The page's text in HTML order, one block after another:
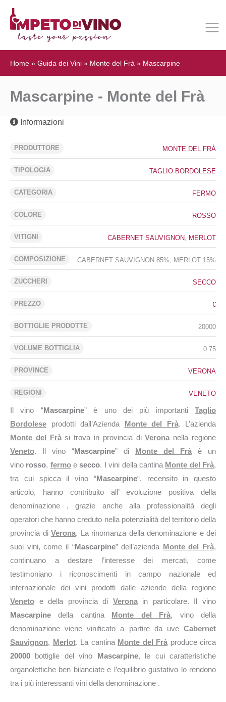
Home » Guida dei Vini » Monte del Frà » Mascarpine
Mascarpine - Monte del Frà
Informazioni
PRODUTTORE MONTE DEL FRÀ
TIPOLOGIA TAGLIO BORDOLESE
CATEGORIA FERMO
COLORE ROSSO
VITIGNI CABERNET SAUVIGNON, MERLOT
COMPOSIZIONE CABERNET SAUVIGNON 85%, MERLOT 15%
ZUCCHERI SECCO
PREZZO €
BOTTIGLIE PRODOTTE 20000
VOLUME BOTTIGLIA 0.75
PROVINCE VERONA
REGIONI VENETO
Il vino “Mascarpine” è uno dei più importanti Taglio
Bordolese prodotti dall’Azienda Monte del Frà. L’azienda
Monte del Fràsi trova in provincia diVerona nella regione
Veneto. Il vino “Mascarpine” di Monte del Frà è un
vino rosso, fermoesecco. I vini della cantina Monte del Frà,
tra cui spicca il vino “Mascarpine“, recensito in questo
articolo, hanno contribuito all’ evoluzione positiva della
denominazione , grazie anche alla professionalità degli
operatori che hanno creduto nella potenzialità del territorio della
provincia di Verona. La rinomanza della denominazione e dei
suoi vini, come il “Mascarpine” dell’azienda Monte del Frà,
continuano a destare l’interesse dei mercati, come
testimoniano i riconoscimenti in campo nazionale ed
internazionale dei vini prodotti dalle aziende della regione
Veneto e della provincia di Veronain particolare. Il vino
Mascarpine della cantina Monte del Frà, vino della
denominazione viene vinificato a partire da uve Cabernet
Sauvignon, Merlot. La cantina Monte del Frà produce circa
20000 bottiglie del vino Mascarpine, le cui caratteristiche
organolettiche ben bilanciate e l’equilibrio gustativo lo rendono
tra i più interessanti vini della denominazione .